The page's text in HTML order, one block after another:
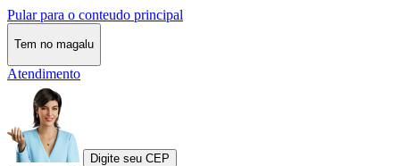
Pular para o conteudo principal
Tem no magalu
Atendimento
Digite seu CEP